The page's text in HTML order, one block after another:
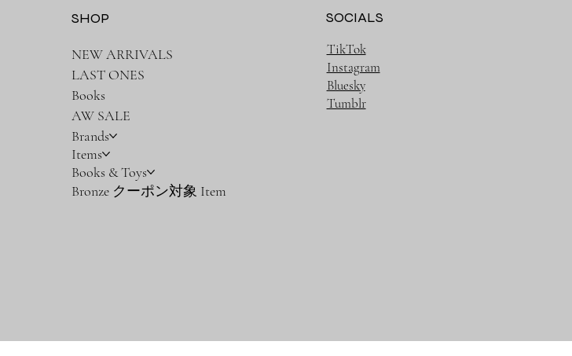
SHOP
NEW ARRIVALS
LAST ONES
Books
AW SALE
Brands
Items
Books & Toys
Bronze クーポン対象 Item
SOCIALS
TikTok
Instagram
Bluesky
Tumblr